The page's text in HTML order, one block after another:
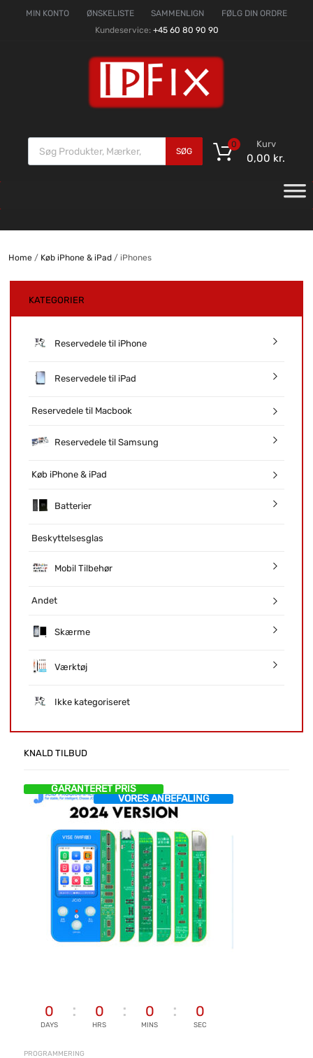
MIN KONTO ØNSKELISTE SAMMENLIGN
FØLG DIN ORDRE
Kundeservice: +45 60 80 90 90
SØG
Kurv
0,00 kr.
0
Home/ Køb iPhone & iPad/ iPhones
KATEGORIER
Reservedele til iPhone
Reservedele til iPad
Reservedele til Macbook
Reservedele til Samsung
Køb iPhone & iPad
Batterier
Beskyttelsesglas
Mobil Tilbehør
Andet
Skærme
Værktøj
Ikke kategoriseret
KNALD TILBUD
GARANTERET PRIS
VORES ANBEFALING
0
DAYS
0
HRS
0
MINS
0
SEC
PROGRAMMERING